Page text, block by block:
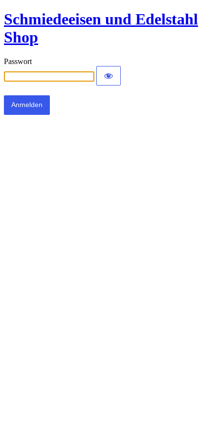
Schmiedeeisen und Edelstahl
Shop
Passwort